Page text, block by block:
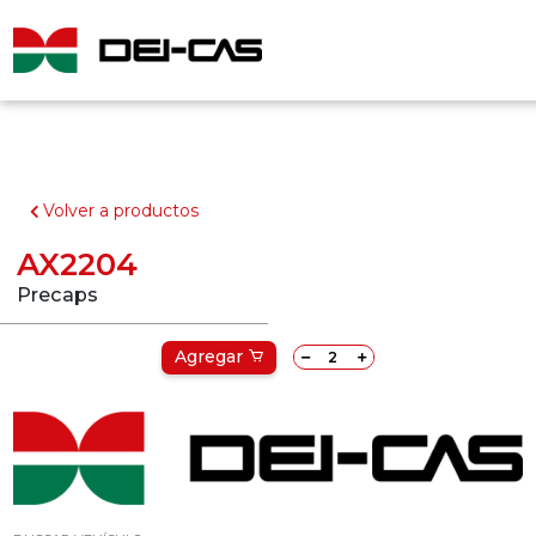
Volver a productos
AX2204
Precaps
Agregar